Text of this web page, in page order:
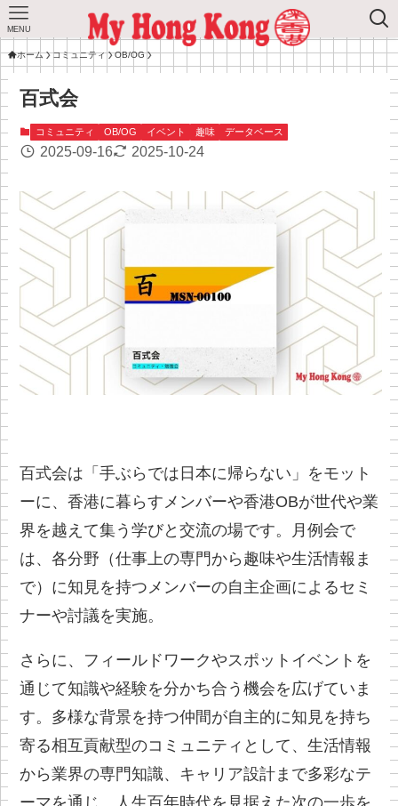
MENU
ホーム コミュニティ OB/OG
百式会
コミュニティ OB/OG イベント 趣味 データベース
2025-09-16 2025-10-24
百式会は「手ぶらでは日本に帰らない」をモット
ーに、香港に暮らすメンバーや香港OBが世代や業
界を越えて集う学びと交流の場です。月例会で
は、各分野（仕事上の専門から趣味や生活情報ま
で）に知見を持つメンバーの自主企画によるセミ
ナーや討議を実施。
さらに、フィールドワークやスポットイベントを
通じて知識や経験を分かち合う機会を広げていま
す。多様な背景を持つ仲間が自主的に知見を持ち
寄る相互貢献型のコミュニティとして、生活情報
から業界の専門知識、キャリア設計まで多彩なテ
ーマを通じ、人生百年時代を見据えた次の一歩を